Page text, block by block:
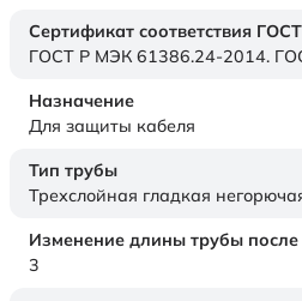
Сертификат соответствия ГОСТ
ГОСТ Р МЭК 61386.24-2014.
Назначение
Для защиты кабеля
Тип трубы
Трехслойная гладкая
Изменение длины трубы
3